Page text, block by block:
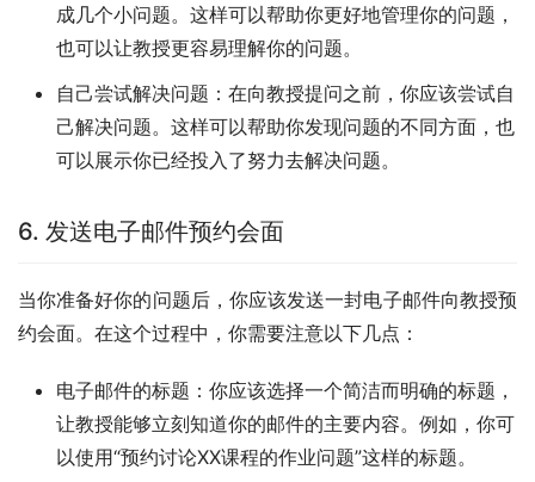
成几个小问题。这样可以帮助你更好地管理你的问题，
也可以让教授更容易理解你的问题。
自己尝试解决问题：在向教授提问之前，你应该尝试自
己解决问题。这样可以帮助你发现问题的不同方面，也
可以展示你已经投入了努力去解决问题。
6. 发送电子邮件预约会面
当你准备好你的问题后，你应该发送一封电子邮件向教授预
约会面。在这个过程中，你需要注意以下几点：
电子邮件的标题：你应该选择一个简洁而明确的标题，
让教授能够立刻知道你的邮件的主要内容。例如，你可
以使用“预约讨论XX课程的作业问题”这样的标题。